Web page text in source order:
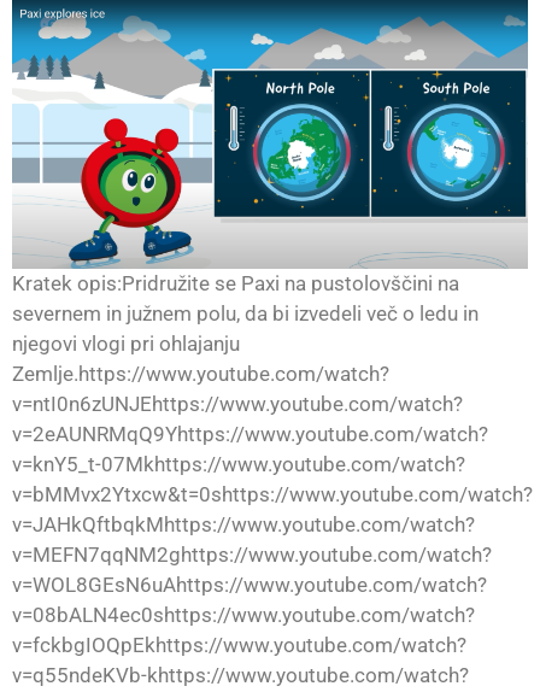
Kratek opis:Pridružite se Paxi na pustolovščini na
severnem in južnem polu, da bi izvedeli več o ledu in
njegovi vlogi pri ohlajanju
Zemlje.https://www.youtube.com/watch?
v=ntI0n6zUNJEhttps://www.youtube.com/watch?
v=2eAUNRMqQ9Yhttps://www.youtube.com/watch?
v=knY5_t-07Mkhttps://www.youtube.com/watch?
v=bMMvx2Ytxcw&t=0shttps://www.youtube.com/watch?
v=JAHkQftbqkMhttps://www.youtube.com/watch?
v=MEFN7qqNM2ghttps://www.youtube.com/watch?
v=WOL8GEsN6uAhttps://www.youtube.com/watch?
v=08bALN4ec0shttps://www.youtube.com/watch?
v=fckbgIOQpEkhttps://www.youtube.com/watch?
v=q55ndeKVb-khttps://www.youtube.com/watch?